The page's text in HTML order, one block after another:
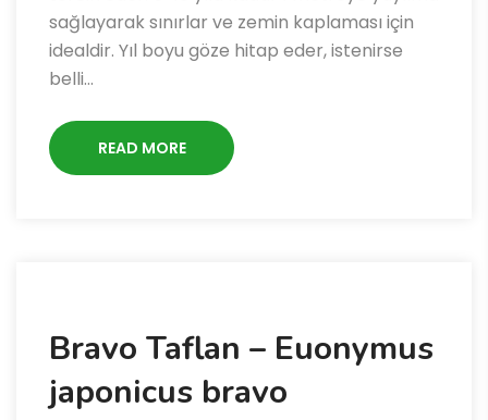
sağlayarak sınırlar ve zemin kaplaması için
idealdir. Yıl boyu göze hitap eder, istenirse
belli…
READ MORE
Bravo Taflan – Euonymus
japonicus bravo